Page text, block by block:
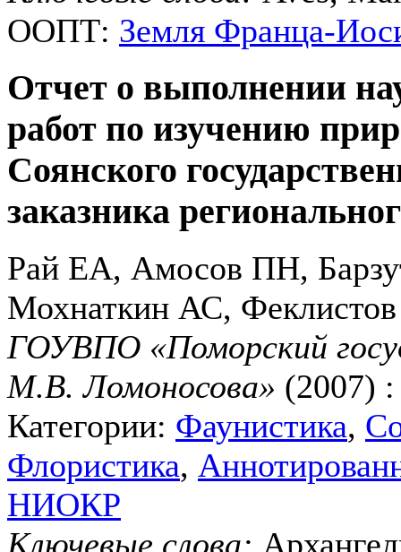
ООПТ: Земля Франца-
Отчет о выполнении
работ по изучению
Соянского
заказника
Рай ЕА, Амосов ПН,
Мохнаткин АС,
ГОУВПО «Поморский
М.В. Ломоносова» (2007)
Категории: Фаунистика,
Флористика,
НИОКР
Ключевые слова: